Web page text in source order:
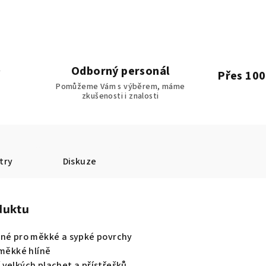
Odborný personál
Pomůžeme Vám s výběrem, máme
zkušenosti i znalosti
Přes
Diskuze
pro měkké a sypké povrchy
hlíně